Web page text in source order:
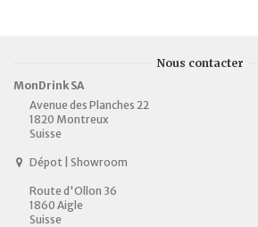
Nous contacter
MonDrink SA
Avenue des Planches 22
1820 Montreux
Suisse
Dépot | Showroom
Route d'Ollon 36
1860 Aigle
Suisse